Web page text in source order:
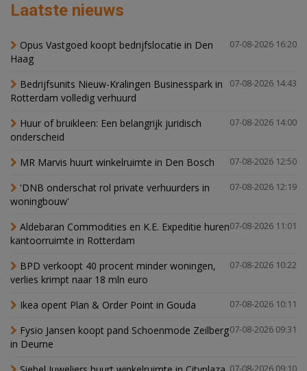
Laatste nieuws
07-08-2026 16:20
Opus Vastgoed koopt bedrijfslocatie in Den
Haag
07-08-2026 14:43
Bedrijfsunits Nieuw-Kralingen Businesspark in
Rotterdam volledig verhuurd
07-08-2026 14:00
Huur of bruikleen: Een belangrijk juridisch
onderscheid
07-08-2026 12:50
MR Marvis huurt winkelruimte in Den Bosch
07-08-2026 12:19
'DNB onderschat rol private verhuurders in
woningbouw'
07-08-2026 11:01
Aldebaran Commodities en K.E. Expeditie huren
kantoorruimte in Rotterdam
07-08-2026 10:22
BPD verkoopt 40 procent minder woningen,
verlies krimpt naar 18 mln euro
07-08-2026 10:11
Ikea opent Plan & Order Point in Gouda
07-08-2026 09:31
Fysio Jansen koopt pand Schoenmode Zeilberg
in Deurne
07-08-2026 09:10